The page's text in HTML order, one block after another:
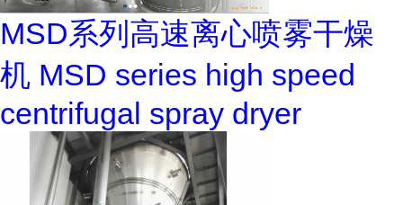
MSD系列高速离心喷雾干燥
机 MSD series high speed
centrifugal spray dryer